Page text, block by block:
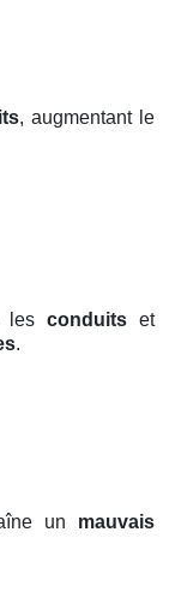
, augmentant le
lesconduits et
.
un mauvais